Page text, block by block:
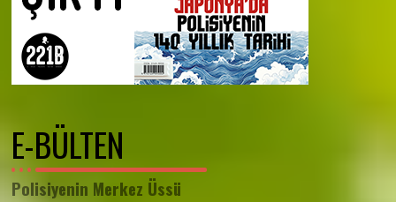
E-BÜLTEN
Polisiyenin Merkez Üssü